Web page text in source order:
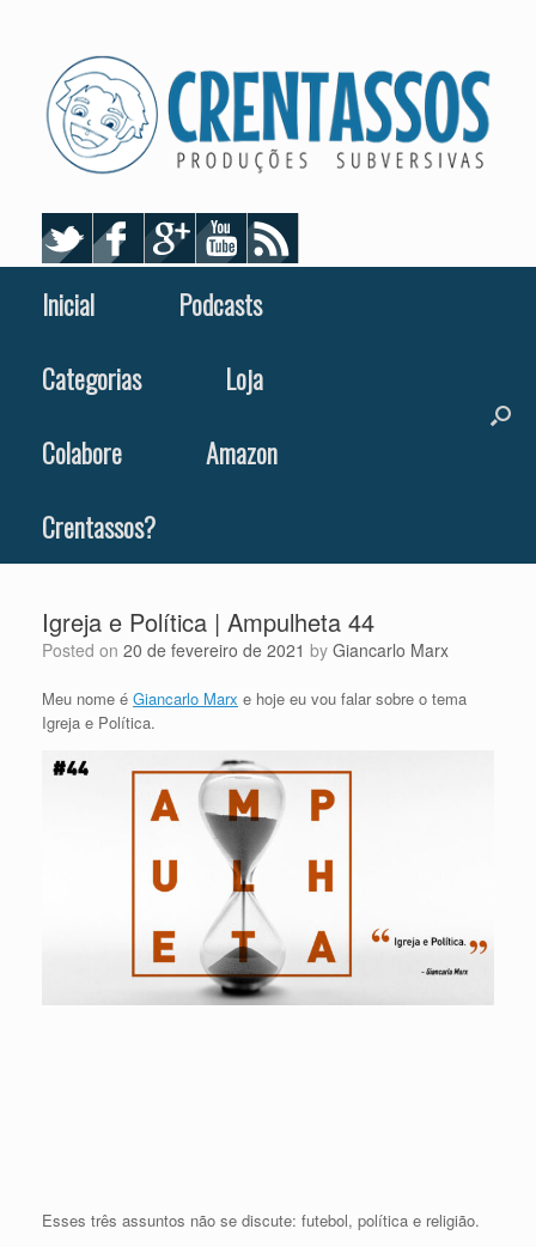
Inicial
Podcasts
Categorias
Loja
Colabore
Amazon
Crentassos?
Igreja e Política | Ampulheta 44
Posted on 20 de fevereiro de 2021 by Giancarlo Marx
Meu nome é Giancarlo Marx e hoje eu vou falar sobre o tema
Igreja e Política.
Esses três assuntos não se discute: futebol, política e religião.